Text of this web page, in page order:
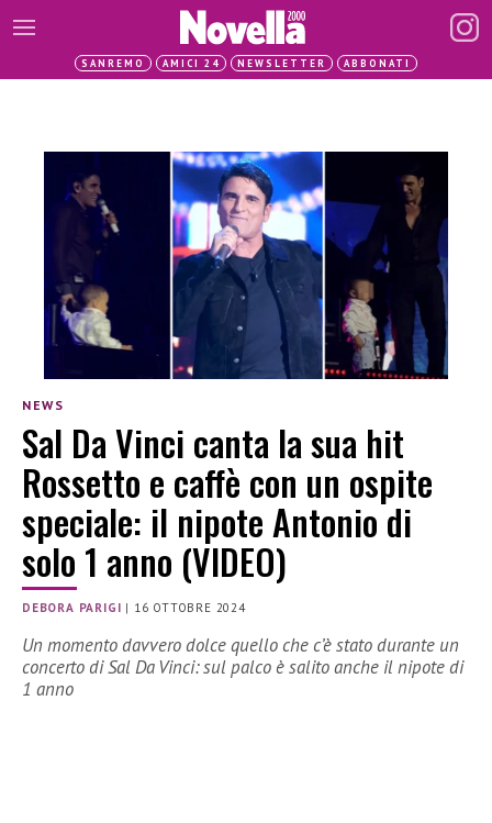
SANREMO AMICI 24 NEWSLETTER ABBONATI
NEWS
Sal Da Vinci canta la sua hit
Rossetto e caffè con un ospite
speciale: il nipote Antonio di
solo 1 anno (VIDEO)
DEBORA PARIGI | 16 OTTOBRE 2024
Un momento davvero dolce quello che c’è stato durante un
concerto di Sal Da Vinci: sul palco è salito anche il nipote di
1 anno